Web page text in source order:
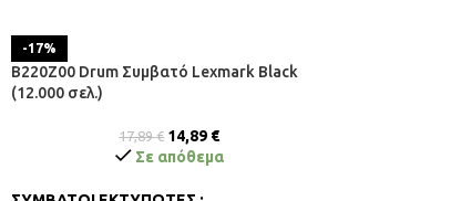
-17%
B220Z00 Drum Συμβατό Lexmark Black
(12.000 σελ.)
17,89€ 14,89 €
Σε απόθεμα